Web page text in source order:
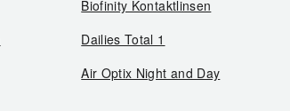
Biofinity Kontaktlinsen
Dailies Total 1
Air Optix Night and Day